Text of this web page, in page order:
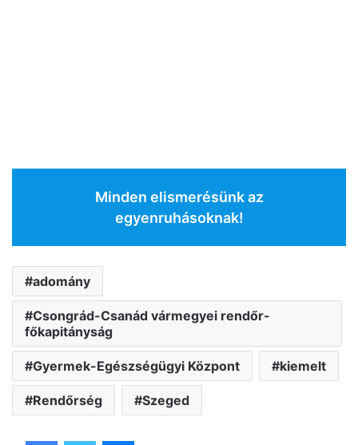
Minden elismerésünk az
egyenruhásoknak!
adomány
Csongrád-Csanád vármegyei rendőr-
főkapitányság
Gyermek-Egészségügyi Központ kiemelt
Rendőrség Szeged